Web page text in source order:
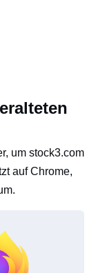
um stock3.com
auf Chrome,